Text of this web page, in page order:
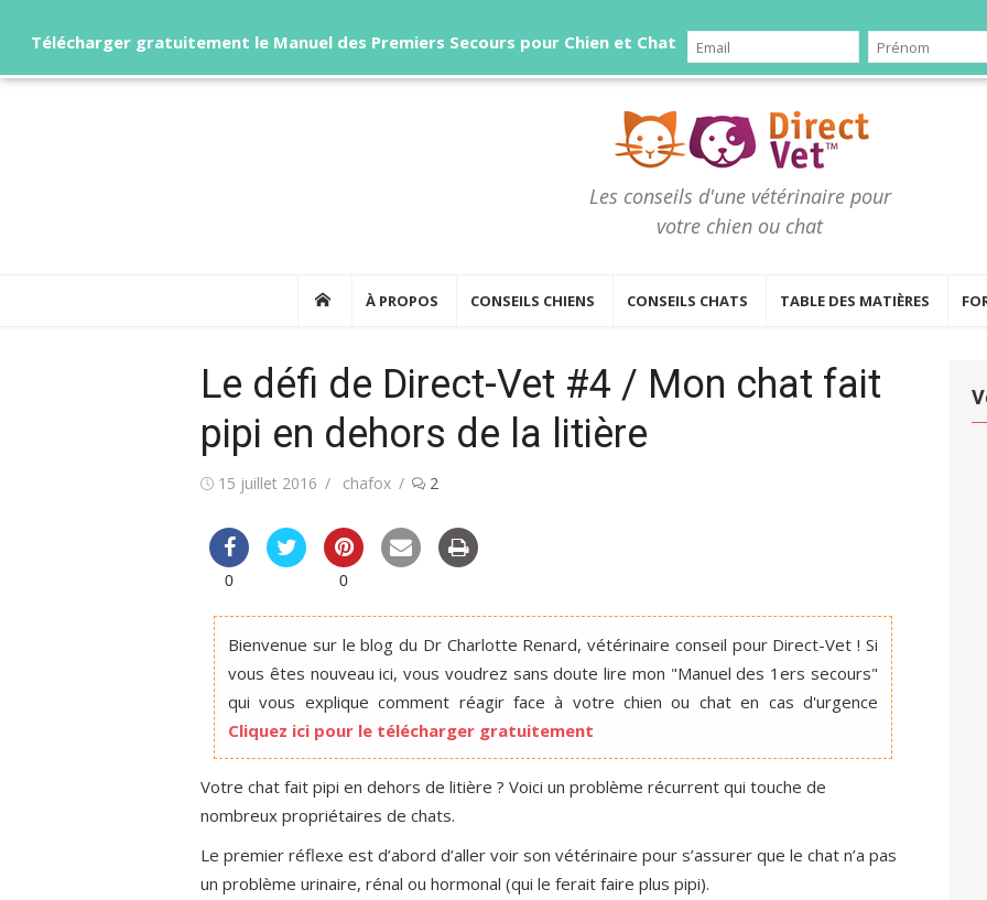
Les conseils d'une vétérinaire pour
votre chien ou chat
À PROPOS CONSEILS CHIENS CONSEILS CHATS TABLE DES MATIÈRES
Le défi de Direct-Vet #4 / Mon chat fait
pipi en dehors de la litière
Posted
15 juillet 2016 Author
chafox 2
0 0
Bienvenue sur le blog du Dr Charlotte Renard, vétérinaire conseil pour Direct-Vet ! Si
vous êtes nouveau ici, vous voudrez sans doute lire mon "Manuel des 1ers secours"
qui vous explique comment réagir face à votre chien ou chat en cas d'urgence
Cliquez ici pour le télécharger gratuitement
Votre chat fait pipi en dehors de litière ? Voici un problème récurrent qui touche de
nombreux propriétaires de chats.
Le premier réflexe est d’abord d’aller voir son vétérinaire pour s’assurer que le chat n’a pas
un problème urinaire, rénal ou hormonal (qui le ferait faire plus pipi).
Télécharger gratuitement le Manuel des Premiers Secours pour Chien et Chat